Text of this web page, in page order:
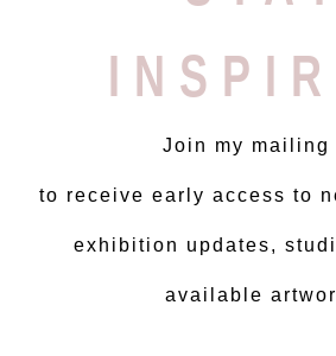
Join my
to receive early access to
exhibition updates,
available